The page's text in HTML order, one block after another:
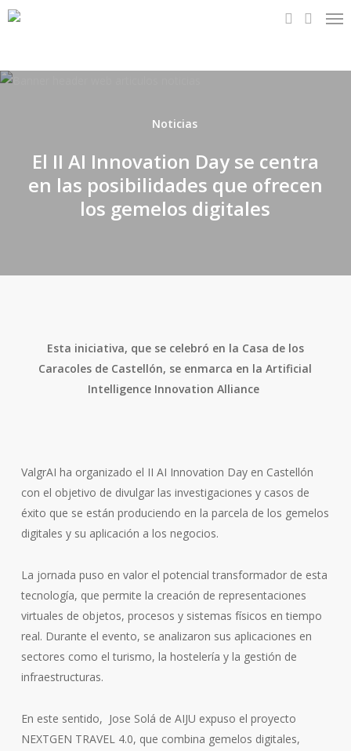
Skip
content
Noticias
El II AI Innovation Day se centra
en las posibilidades que ofrecen
los gemelos digitales
Esta iniciativa, que se celebró en la Casa de los
Caracoles de Castellón, se enmarca en la Artificial
Intelligence Innovation Alliance
ValgrAI ha organizado el II AI Innovation Day en Castellón
con el objetivo de divulgar las investigaciones y casos de
éxito que se están produciendo en la parcela de los gemelos
digitales y su aplicación a los negocios.
La jornada puso en valor el potencial transformador de esta
tecnología, que permite la creación de representaciones
virtuales de objetos, procesos y sistemas físicos en tiempo
real. Durante el evento, se analizaron sus aplicaciones en
sectores como el turismo, la hostelería y la gestión de
infraestructuras.
En este sentido, Jose Solá de AIJU expuso el proyecto
NEXTGEN TRAVEL 4.0, que combina gemelos digitales,